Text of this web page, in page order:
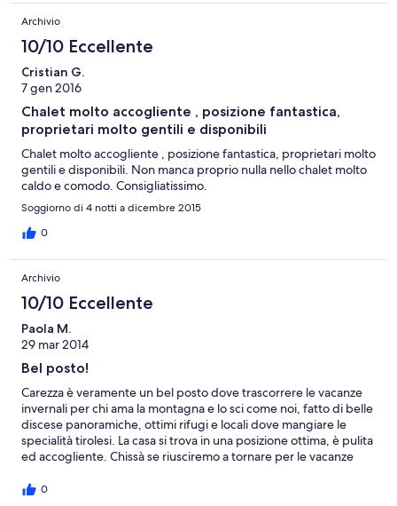
Archivio
10/10 Eccellente
Cristian G.
7 gen 2016
Chalet molto accogliente , posizione fantastica,
proprietari molto gentili e disponibili
Chalet molto accogliente , posizione fantastica, proprietari molto
gentili e disponibili. Non manca proprio nulla nello chalet molto
caldo e comodo. Consigliatissimo.
Soggiorno di 4 notti a dicembre 2015
0
Archivio
10/10 Eccellente
Paola M.
29 mar 2014
Bel posto!
Carezza è veramente un bel posto dove trascorrere le vacanze
invernali per chi ama la montagna e lo sci come noi, fatto di belle
discese panoramiche, ottimi rifugi e locali dove mangiare le
specialità tirolesi. La casa si trova in una posizione ottima, è pulita
ed accogliente. Chissà se riusciremo a tornare per le vacanze
invernali!
0